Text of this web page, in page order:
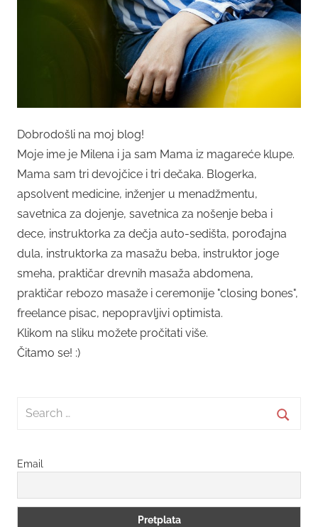
Dobrodošli na moj blog!
Moje ime je Milena i ja sam Mama iz magareće klupe.
Mama sam tri devojčice i tri dečaka. Blogerka,
apsolvent medicine, inženjer u menadžmentu,
savetnica za dojenje, savetnica za nošenje beba i
dece, instruktorka za dečja auto-sedišta, porođajna
dula, instruktorka za masažu beba, instruktor joge
smeha, praktičar drevnih masaža abdomena,
praktičar rebozo masaže i ceremonije "closing bones",
freelance pisac, nepopravljivi optimista.
Klikom na sliku možete pročitati više.
Čitamo se! :)
Search
Email